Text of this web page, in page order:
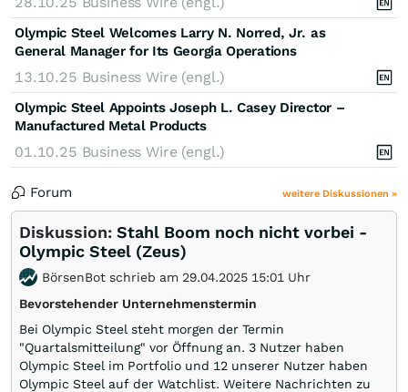
Olympic Steel Welcomes Larry N. Norred, Jr. as
General Manager for Its Georgia Operations
13.10.25 Business Wire (engl.)
Olympic Steel Appoints Joseph L. Casey Director –
Manufactured Metal Products
01.10.25 Business Wire (engl.)
Forum weitere Diskussionen »
Diskussion: Stahl Boom noch nicht vorbei -
Olympic Steel (Zeus)
BörsenBot schrieb am 29.04.2025 15:01 Uhr
Bevorstehender Unternehmenstermin
Bei Olympic Steel steht morgen der Termin
"Quartalsmitteilung" vor Öffnung an. 3 Nutzer haben
Olympic Steel im Portfolio und 12 unserer Nutzer haben
Olympic Steel auf der Watchlist. Weitere Nachrichten zu